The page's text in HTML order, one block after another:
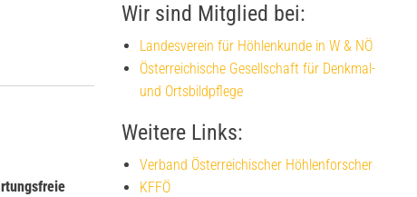
Wir sind Mitglied bei:
Landesverein für Höhlenkunde in W & NÖ
Österreichische Gesellschaft für Denkmal-
und Ortsbildpflege
Weitere Links:
Verband Österreichischer Höhlenforscher
KFFÖ